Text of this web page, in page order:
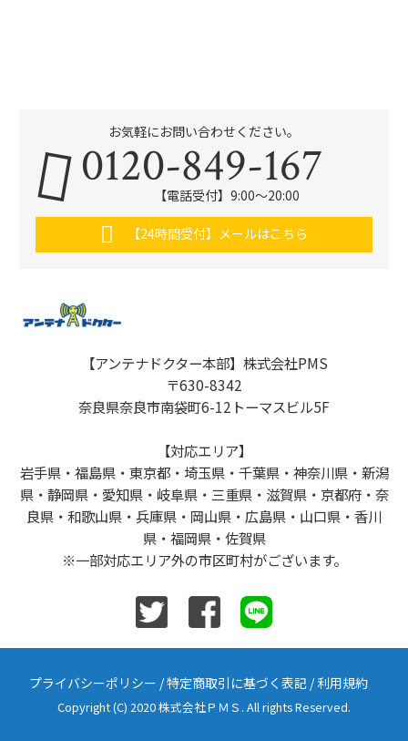
お気軽にお問い合わせください。
0120-849-167
【電話受付】9:00〜20:00
【24時間受付】メールはこちら
【アンテナドクター本部】株式会社PMS
〒630-8342
奈良県奈良市南袋町6-12トーマスビル5F
【対応エリア】
岩手県・福島県・東京都・埼玉県・千葉県・神奈川県・新潟
県・静岡県・愛知県・岐阜県・三重県・滋賀県・京都府・奈
良県・和歌山県・兵庫県・岡山県・広島県・山口県・香川
県・福岡県・佐賀県
※一部対応エリア外の市区町村がございます。
プライバシーポリシー /特定商取引に基づく表記 /利用規約
Copyright (C) 2020 株式会社ＰＭＳ. All rights Reserved.